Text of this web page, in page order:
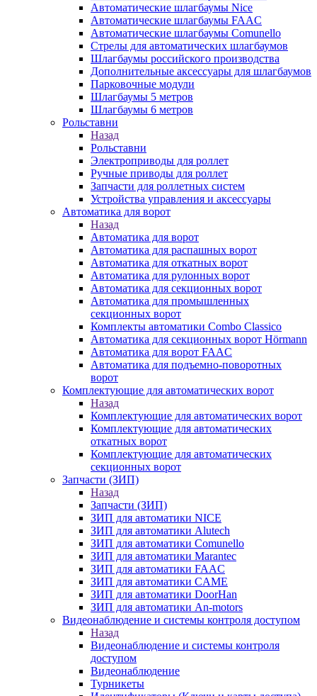
Автоматические шлагбаумы Nice
Автоматические шлагбаумы FAAC
Автоматические шлагбаумы Comunello
Стрелы для автоматических шлагбаумов
Шлагбаумы российского производства
Дополнительные аксессуары для шлагбаумов
Парковочные модули
Шлагбаумы 5 метров
Шлагбаумы 6 метров
Рольставни
Назад
Рольставни
Электроприводы для роллет
Ручные приводы для роллет
Запчасти для роллетных систем
Устройства управления и аксессуары
Автоматика для ворот
Назад
Автоматика для ворот
Автоматика для распашных ворот
Автоматика для откатных ворот
Автоматика для рулонных ворот
Автоматика для секционных ворот
Автоматика для промышленных
секционных ворот
Комплекты автоматики Combo Classico
Автоматика для секционных ворот Hörmann
Автоматика для ворот FAAC
Автоматика для подъемно-поворотных
ворот
Комплектующие для автоматических ворот
Назад
Комплектующие для автоматических ворот
Комплектующие для автоматических
откатных ворот
Комплектующие для автоматических
секционных ворот
Запчасти (ЗИП)
Назад
Запчасти (ЗИП)
ЗИП для автоматики NICE
ЗИП для автоматики Alutech
ЗИП для автоматики Comunello
ЗИП для автоматики Marantec
ЗИП для автоматики FAAC
ЗИП для автоматики CAME
ЗИП для автоматики DoorHan
ЗИП для автоматики An-motors
Видеонаблюдение и системы контроля доступом
Назад
Видеонаблюдение и системы контроля
доступом
Видеонаблюдение
Турникеты